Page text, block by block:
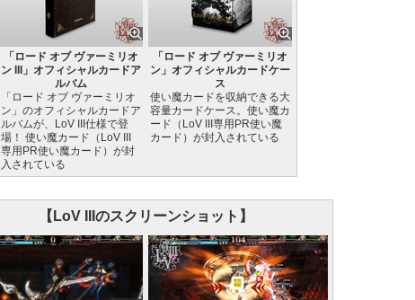
「ロード オブ ヴァーミリオ
ン III」オフィシャルカードア
ルバム
「ロード オブ ヴァーミリオ
ン」のオフィシャルカードア
ルバムが、LoV III仕様で登
場！ 使い魔カード（LoV III
専用PR使い魔カード）が封
入されている
「ロード オブ ヴァーミリオ
ン」オフィシャルカードケー
ス
使い魔カードを収納できる大
容量カードケース。使い魔カ
ード（LoV III専用PR使い魔
カード）が封入されている
【LoV IIIのスクリーンショット】